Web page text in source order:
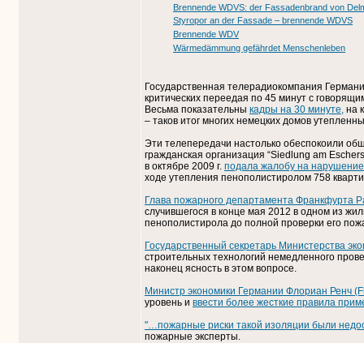
Brennende WDVS: der Fassadenbrand von
Styropor an der Fassade – brennende WDVS
Brennende WDV
Wärmedämmung gefährdet Menschenleben
Государственная телерадиокомпания
критических переедая по 45 минут с
Весьма показательны кадры на 30 минуте, на
– таков итог многих немецких домов
Эти телепередачи настолько обеспокоили
гражданская организация “Siedlung am
в октябре 2009 г. подала жалобу на
ходе утепления пенополистиролом 758
Глава пожарного департамента
случившегося в конце мая 2012 в одном из
пенополистирола до полной проверки его
Государственный секретарь Министерства
строительных технологий немедленного
наконец ясность в этом вопросе.
Министр экономики Германии Флориан Ренч
уровень и ввести более жесткие правила
"…пожарные риски такой изоляции были
пожарные эксперты.